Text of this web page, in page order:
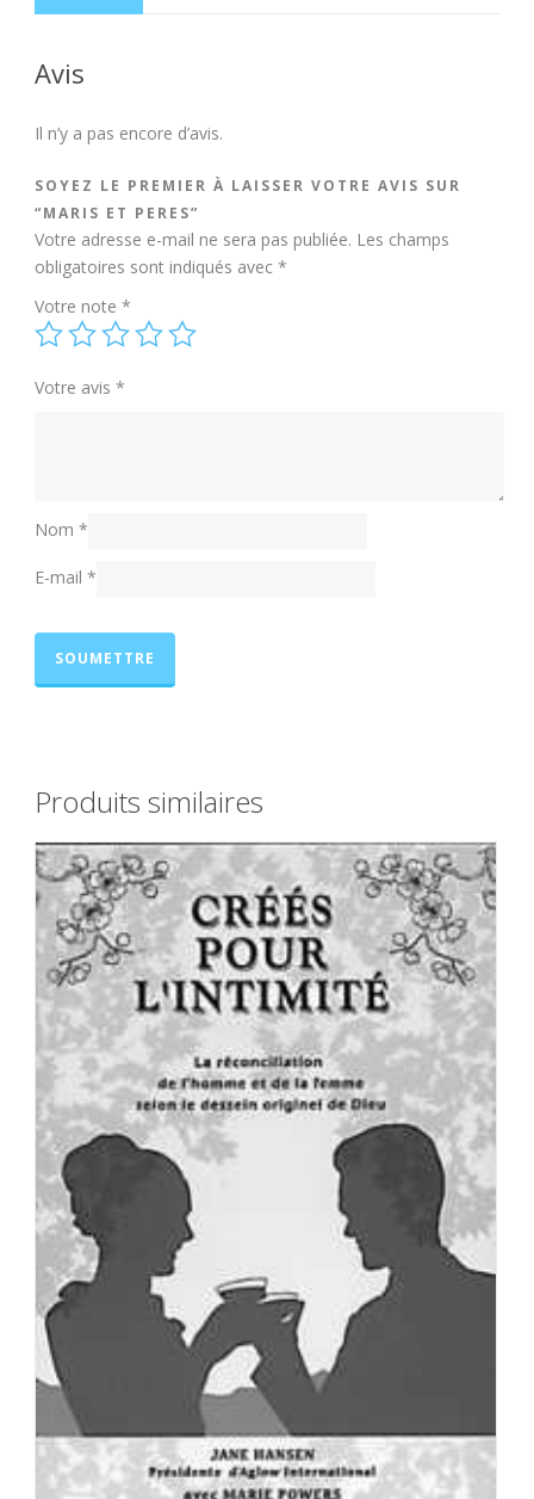
Avis
Il n’y a pas encore d’avis.
SOYEZ LE PREMIER À LAISSER VOTRE AVIS SUR
“MARIS ET PERES”
Votre adresse e-mail ne sera pas publiée. Les champs
obligatoires sont indiqués avec *
Votre note *
Votre avis *
Nom *
E-mail *
Produits similaires